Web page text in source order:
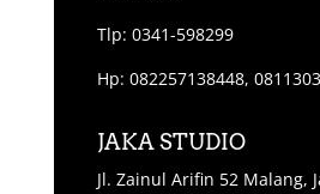
Tlp: 0341-598299
Hp: 082257138448,
JAKA STUDIO
Jl. Zainul Arifin 52 Malang,